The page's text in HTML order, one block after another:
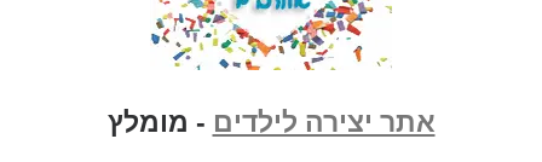
אתר יצירה לילדים - מומלץ